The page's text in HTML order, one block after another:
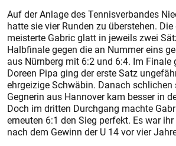
Auf der Anlage des Tennisverbandes
hatte sie vier Runden zu überstehen. Die
meisterte Gabric glatt in jeweils zwei
Halbfinale gegen die an Nummer eins
aus Nürnberg mit 6:2 und 6:4. Im Finale
Doreen Pipa ging der erste Satz
ehrgeizige Schwäbin. Danach schlichen
Gegnerin aus Hannover kam besser in
Doch im dritten Durchgang machte
erneuten 6:1 den Sieg perfekt. Es war
nach dem Gewinn der U 14 vor vier